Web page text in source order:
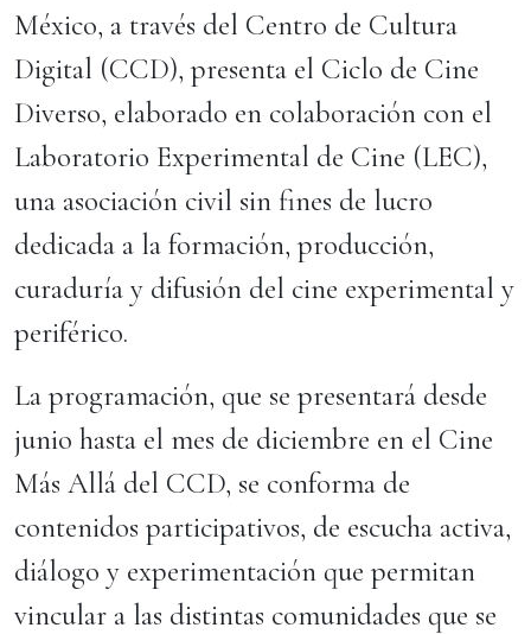
México, a través del Centro de Cultura
Digital (CCD), presenta el Ciclo de Cine
Diverso, elaborado en colaboración con el
Laboratorio Experimental de Cine (LEC),
una asociación civil sin fines de lucro
dedicada a la formación, producción,
curaduría y difusión del cine experimental y
periférico.
La programación, que se presentará desde
junio hasta el mes de diciembre en el Cine
Más Allá del CCD, se conforma de
contenidos participativos, de escucha activa,
diálogo y experimentación que permitan
vincular a las distintas comunidades que se